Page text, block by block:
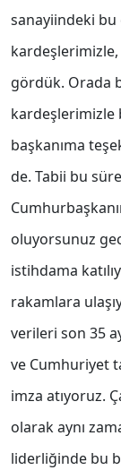
sanayiindeki
gördük. Orada
kardeşlerimizle
başkanıma
de. Tabii bu
oluyorsunuz
istihdama
rakamlara
verileri son 35
ve Cumhuriyet
imza atıyoruz.
olarak aynı
liderliğinde bu